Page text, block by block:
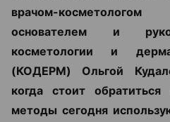
врачом-
основателем и
косметологии и
(КОДЕРМ) Ольгой
когда стоит
методы сегодня